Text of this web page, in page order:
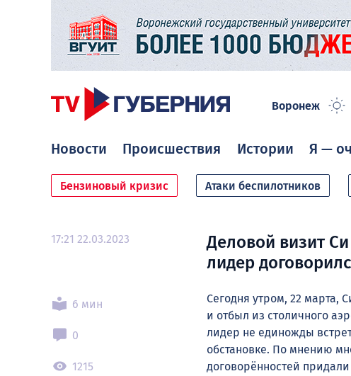
Воронеж
Новости Происшествия Истории Я —
Бензиновый кризис Атаки беспилотников
17:21 22.03.2023
6 мин
0
1215
Деловой визит
лидер
Сегодня утром, 22 марта,
и отбыл из столичного
лидер не единожды
обстановке. По мнению
договорённостей